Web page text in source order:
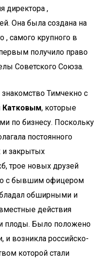
директора ,
Она была создана на
, самого крупного в
получило право
Советского Союза.
знакомство Тимчекно с
, которые
по бизнесу. Поскольку
постоянного
и закрытых
трое новых друзей
с бывшим офицером
обширными и
действия
плоды. Было положено
и возникла российско-
которой стали